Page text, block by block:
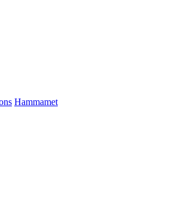
Hammamet